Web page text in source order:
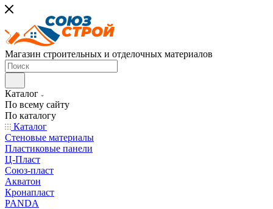
Магазин строительных и отделочных материалов
Каталог
По всему сайту
По каталогу
Каталог
Стеновые материалы
Пластиковые панели
Ц-Пласт
Союз-пласт
Акватон
Кронапласт
PANDA